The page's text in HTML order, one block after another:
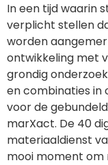
In een tijd waarin
verplicht stellen
worden
ontwikkeling met
grondig
en combinaties in
voor de
marXact. De 40
materiaaldienst
mooi moment om